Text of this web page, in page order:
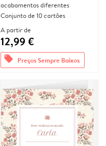
acabamentos diferentes
Conjunto de 10 cartões
A partir de
12,99 €
offers Preços Sempre Baixos